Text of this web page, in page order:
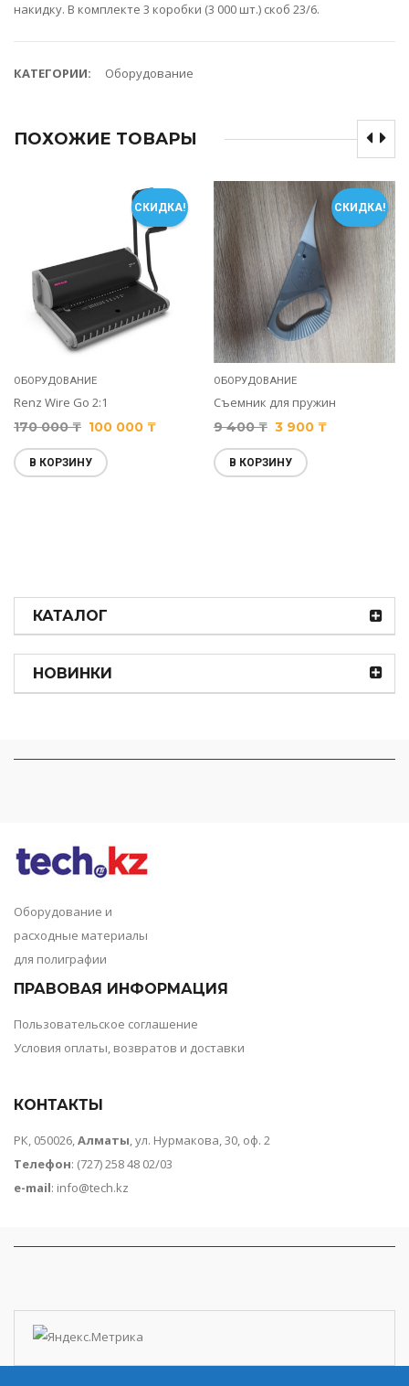
КАТАЛОГ
НОВИНКИ
накидку. В комплекте 3 коробки (3 000 шт.) скоб 23/6.
КАТЕГОРИИ: Оборудование
ПОХОЖИЕ ТОВАРЫ
СКИДКА!
ОБОРУДОВАНИЕ
Renz Wire Go 2:1
170 000₸ 100 000 ₸
В КОРЗИНУ
СКИДКА!
ОБОРУДОВАНИЕ
Съемник для пружин
9 400₸ 3 900 ₸
В КОРЗИНУ
Оборудование и
расходные материалы
для полиграфии
ПРАВОВАЯ ИНФОРМАЦИЯ
Пользовательское соглашение
Условия оплаты, возвратов и доставки
КОНТАКТЫ
РК, 050026,Алматы, ул. Нурмакова, 30, оф. 2
Телефон: (727) 258 48 02/03
e-mail: info@tech.kz